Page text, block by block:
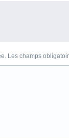
Les champs